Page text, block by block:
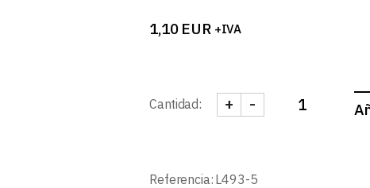
1,10 EUR +IVA
Cantidad: GRAPA SUJECION
-
+
Referencia: L493-5